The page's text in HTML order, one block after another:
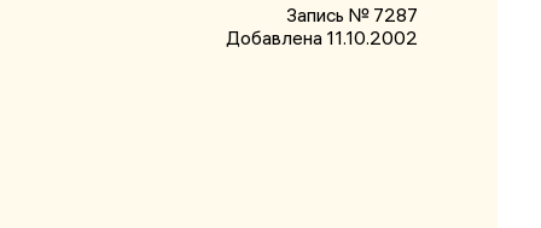
Запись № 7287
Добавлена 11.10.2002